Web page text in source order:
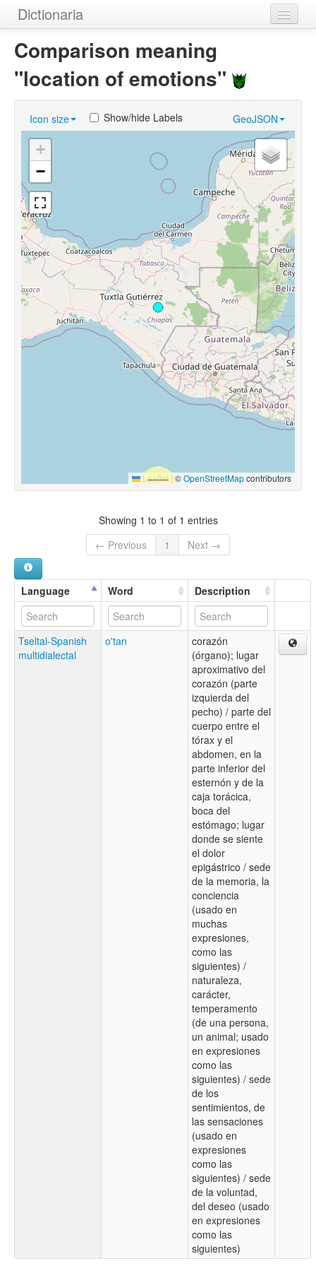
Dictionaria
Home
Dictionaries
Authors
Examples
Help
Comparison meaning
"location of emotions"
Icon size GeoJSON
Show/hide Labels
+
−
Leaflet |©OpenStreetMapcontributors
Showing 1 to 1 of 1 entries
← Previous
1 Next →
Language Word Description
Tseltal-Spanish
multidialectal
o'tan
corazón
(órgano); lugar
aproximativo del
corazón (parte
izquierda del
pecho) / parte del
cuerpo entre el
tórax y el
abdomen, en la
parte inferior del
esternón y de la
caja torácica,
boca del
estómago; lugar
donde se siente
el dolor
epigástrico / sede
de la memoria, la
conciencia
(usado en
muchas
expresiones,
como las
siguientes) /
naturaleza,
carácter,
temperamento
(de una persona,
un animal; usado
en expresiones
como las
siguientes) / sede
de los
sentimientos, de
las sensaciones
(usado en
expresiones
como las
siguientes) / sede
de la voluntad,
del deseo (usado
en expresiones
como las
siguientes)